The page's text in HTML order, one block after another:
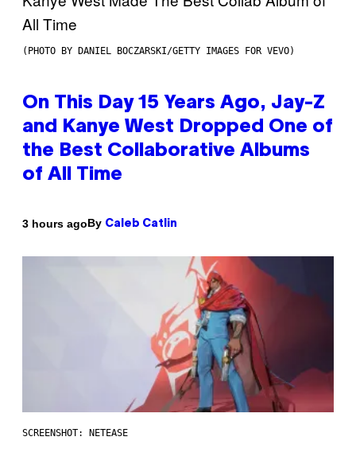
(PHOTO BY DANIEL BOCZARSKI/GETTY IMAGES FOR VEVO)
On This Day 15 Years Ago, Jay-Z
and Kanye West Dropped One of
the Best Collaborative Albums
of All Time
3 hours agoBy Caleb Catlin
SCREENSHOT: NETEASE